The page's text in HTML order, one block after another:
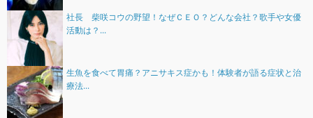
社長 柴咲コウの野望！なぜＣＥＯ？どんな会社？歌手や女優
活動は？...
生魚を食べて胃痛？アニサキス症かも！体験者が語る症状と治
療法...